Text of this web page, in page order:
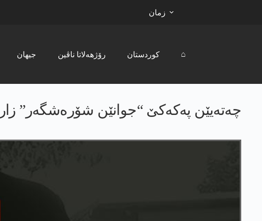
زمان
جیھان رۆژھەلاتا ناڤین کوردستان ⌂
چەتەیێن پەکەکێ “جوانێن شۆرەشگەر”